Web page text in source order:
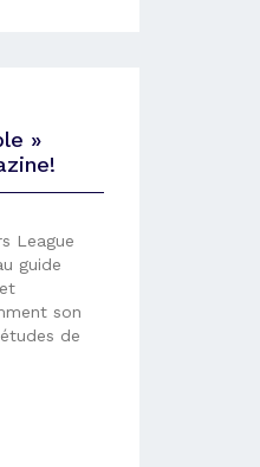
»
League
guide
son
de